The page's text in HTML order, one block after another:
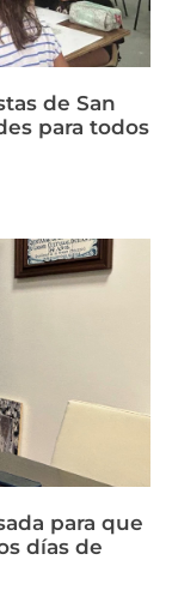
de San
para todos
para que
días de